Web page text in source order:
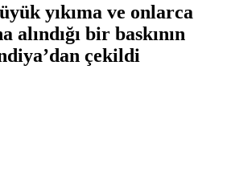
yıkıma ve onlarca
alındığı bir baskının
çekildi